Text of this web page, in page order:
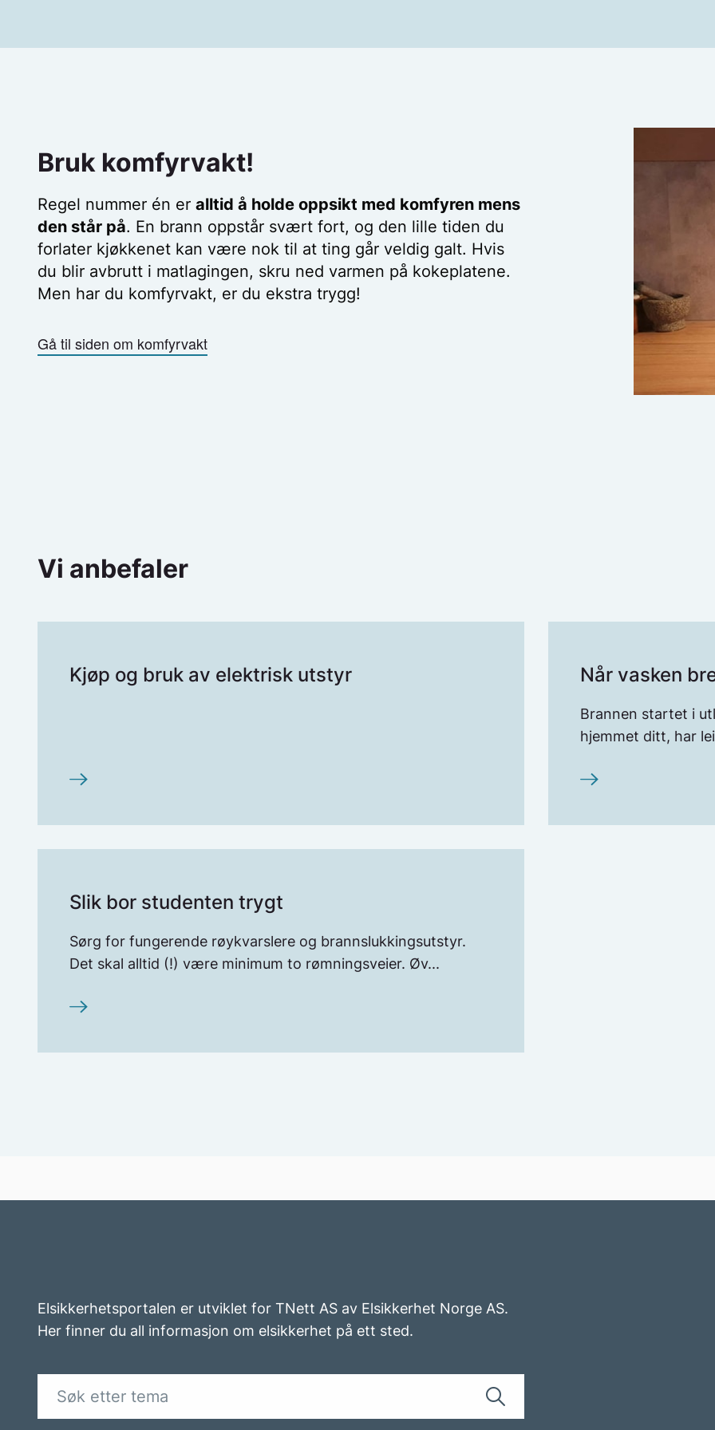
bør du kun bruke optisk røykvarsler som bør være koblet sammen med
Bruk komfyrvakt!
Regel nummer én er alltid å holde oppsikt med komfyren mens
den står på. En brann oppstår svært fort, og den lille tiden du
forlater kjøkkenet kan være nok til at ting går veldig galt. Hvis
du blir avbrutt i matlagingen, skru ned varmen på kokeplatene.
Men har du komfyrvakt, er du ekstra trygg!
Gå til siden om komfyrvakt
Vi anbefaler
Kjøp og bruk av elektrisk utstyr Når vasken
Brannen startet i
hjemmet ditt, har
Slik bor studenten trygt
Sørg for fungerende røykvarslere og brannslukkingsutstyr.
Det skal alltid (!) være minimum to rømningsveier. Øv...
Elsikkerhetsportalen er utviklet for TNett AS av Elsikkerhet Norge AS.
Her finner du all informasjon om elsikkerhet på ett sted.